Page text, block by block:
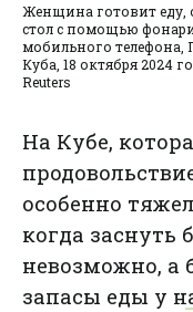
Женщина готовит еду,
стол с помощью
мобильного телефона,
Куба, 18 октября 2024
Reuters
На Кубе,
особенно
когда заснуть
невозможно, а
запасы еды у